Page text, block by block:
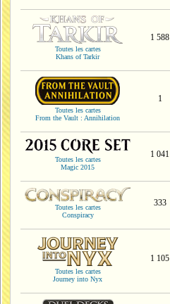
Toutes les cartes
Khans of Tarkir
1 588
Toutes les cartes
From the Vault : Annihilation
1
Toutes les cartes
Magic 2015
1 041
Toutes les cartes
Conspiracy
333
Toutes les cartes
Journey into Nyx
1 105